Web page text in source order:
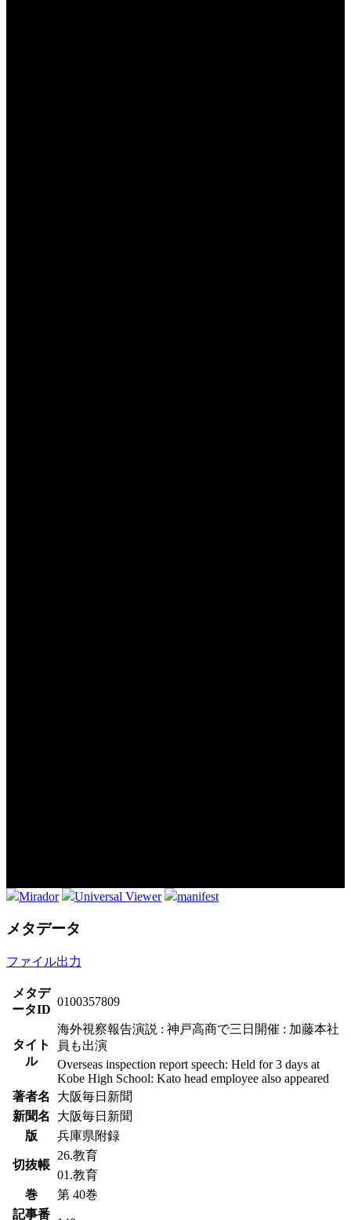
Mirador Universal Viewer manifest
メタデータ
ファイル出力
メタデ
ータID
0100357809
タイト
ル
海外視察報告演説 : 神戸高商で三日開催 : 加藤本社
員も出演
Overseas inspection report speech: Held for 3 days at
Kobe High School: Kato head employee also appeared
著者名
大阪毎日新聞
新聞名
大阪毎日新聞
版
兵庫県附録
切抜帳
26.教育
01.教育
巻
第 40巻
記事番